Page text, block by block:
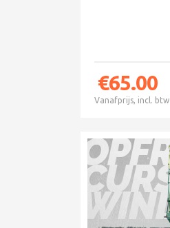
€65.00
Vanafprijs, incl. btw